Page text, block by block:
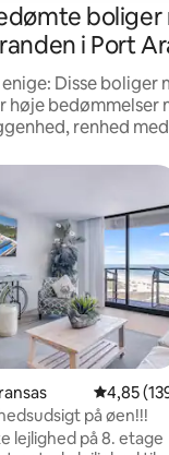
i Port
Disse boliger
høje bedømmelser
renhed
4,85 ud
4,85
på øen!!!
lejlighed på 8. etage